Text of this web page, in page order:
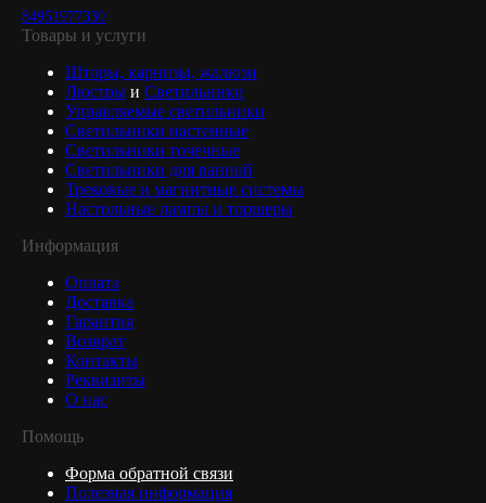
84951977330
Товары и услуги
Шторы, карнизы, жалюзи
Люстры и Светильники
Управляемые светильники
Светильники настенные
Светильники точечные
Светильники для ванной
Трековые и магнитные системы
Настольные лампы и торшеры
Информация
Оплата
Доставка
Гарантия
Возврат
Контакты
Реквизиты
О нас
Помощь
Форма обратной связи
Полезная информация